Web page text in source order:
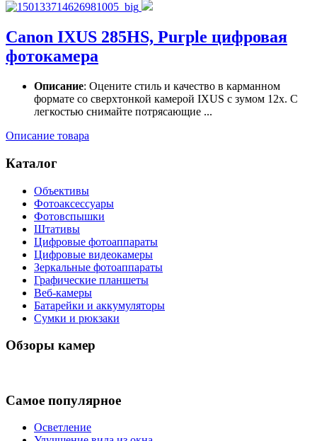
Canon IXUS 285HS, Purple цифровая
фотокамера
Описание: Оцените стиль и качество в карманном
формате со сверхтонкой камерой IXUS с зумом 12x. С
легкостью снимайте потрясающие ...
Описание товара
Каталог
Объективы
Фотоаксессуары
Фотовспышки
Штативы
Цифровые фотоаппараты
Цифровые видеокамеры
Зеркальные фотоаппараты
Графические планшеты
Веб-камеры
Батарейки и аккумуляторы
Сумки и рюкзаки
Обзоры камер
Самое популярное
Осветление